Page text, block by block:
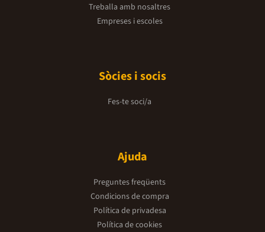
Treballa amb nosaltres
Empreses i escoles
Sòcies i socis
Fes-te soci/a
Ajuda
Preguntes freqüents
Condicions de compra
Política de privadesa
Política de cookies